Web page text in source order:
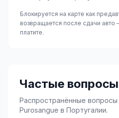
Блокируется на карте как
возвращается после сдачи
платите.
Частые вопросы
Распространённые
Purosangue в Португалии.